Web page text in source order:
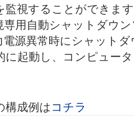
監視することができま
専用自動シャットダウ
電源異常時にシャット
に起動し、コンピュー
構成例は コチラ